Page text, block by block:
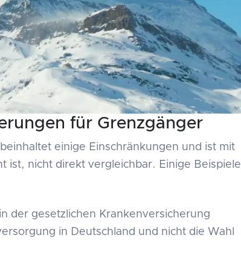
für Grenzgänger
einige Einschränkungen und ist mit
ist, nicht direkt vergleichbar. Einige Beispiele
der gesetzlichen Krankenversicherung
in Deutschland und nicht die Wahl